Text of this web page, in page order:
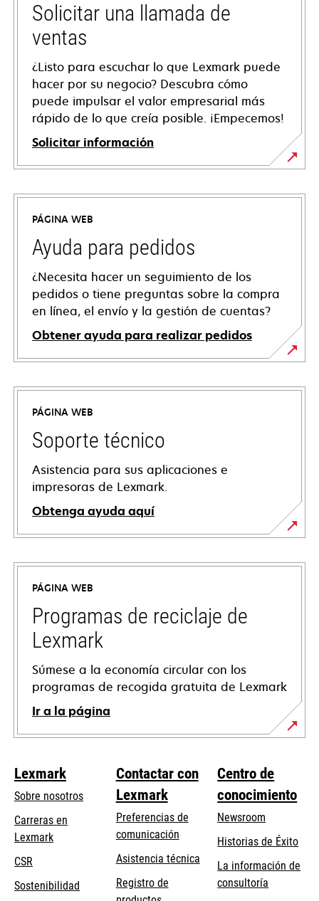
Solicitar una llamada de
ventas
¿Listo para escuchar lo que Lexmark puede
hacer por su negocio? Descubra cómo
puede impulsar el valor empresarial más
rápido de lo que creía posible. ¡Empecemos!
Solicitar información
PÁGINA WEB
Ayuda para pedidos
¿Necesita hacer un seguimiento de los
pedidos o tiene preguntas sobre la compra
en línea, el envío y la gestión de cuentas?
Obtener ayuda para realizar pedidos
PÁGINA WEB
Soporte técnico
Asistencia para sus aplicaciones e
impresoras de Lexmark.
Obtenga ayuda aquí
se
abre
una
pestaña
nueva
PÁGINA WEB
Programas de reciclaje de
Lexmark
Súmese a la economía circular con los
programas de recogida gratuita de Lexmark
Ir a la página
Lexmark
Sobre nosotros
Carreras en
Lexmark
CSR
Sostenibilidad
Contactar con
Lexmark
Preferencias de
comunicación
se
abre
en
Asistencia técnicase
abre
Registro de
Centro de
conocimiento
Newsroom
Historias de Éxito
La información de
consultoría